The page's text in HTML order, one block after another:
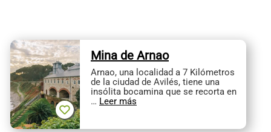
Mina de Arnao
Arnao, una localidad a 7 Kilómetros
de la ciudad de Avilés, tiene una
insólita bocamina que se recorta en
… Leer más